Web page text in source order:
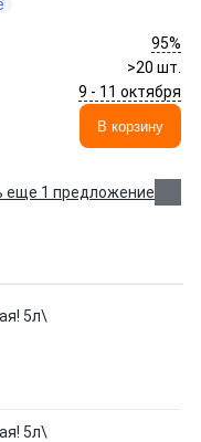
95%
>20 шт.
9 - 11 октября
В корзину
еще 1 предложение
5л\
5л\